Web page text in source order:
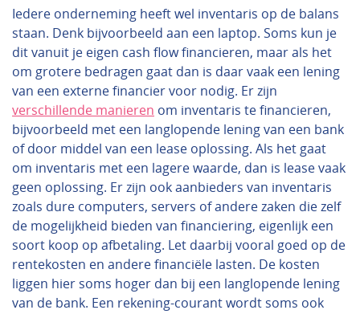
Iedere onderneming heeft wel inventaris op de balans
staan. Denk bijvoorbeeld aan een laptop. Soms kun je
dit vanuit je eigen cash flow financieren, maar als het
om grotere bedragen gaat dan is daar vaak een lening
van een externe financier voor nodig. Er zijn
verschillende manieren om inventaris te financieren,
bijvoorbeeld met een langlopende lening van een bank
of door middel van een lease oplossing. Als het gaat
om inventaris met een lagere waarde, dan is lease vaak
geen oplossing. Er zijn ook aanbieders van inventaris
zoals dure computers, servers of andere zaken die zelf
de mogelijkheid bieden van financiering, eigenlijk een
soort koop op afbetaling. Let daarbij vooral goed op de
rentekosten en andere financiële lasten. De kosten
liggen hier soms hoger dan bij een langlopende lening
van de bank. Een rekening-courant wordt soms ook